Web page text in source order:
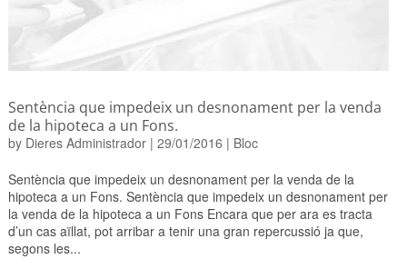
Sentència que impedeix un desnonament per la venda
de la hipoteca a un Fons.
by Dieres Administrador| 29/01/2016 | Bloc
Sentència que impedeix un desnonament per la venda de la
hipoteca a un Fons. Sentència que impedeix un desnonament per
la venda de la hipoteca a un Fons Encara que per ara es tracta
d’un cas aïllat, pot arribar a tenir una gran repercussió ja que,
segons les...